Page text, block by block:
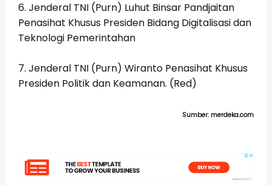
6. Jenderal TNI (Purn) Luhut Binsar Pandjaitan
Penasihat Khusus Presiden Bidang Digitalisasi dan
Teknologi Pemerintahan
7. Jenderal TNI (Purn) Wiranto Penasihat Khusus
Presiden Politik dan Keamanan. (Red)
Sumber: merdeka.com